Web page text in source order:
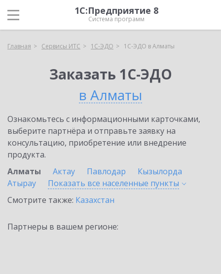
1С:Предприятие 8
Система программ
Главная Сервисы ИТС 1С-ЭДО 1С-ЭДО в Алматы
Заказать 1С-ЭДО
в Алматы
Ознакомьтесь с информационными карточками,
выберите партнёра и отправьте заявку на
консультацию, приобретение или внедрение
продукта.
Алматы
Актау Павлодар
Кызылорда
Атырау
Показать все населенные пункты
Смотрите также: Казахстан
Партнеры в вашем регионе: